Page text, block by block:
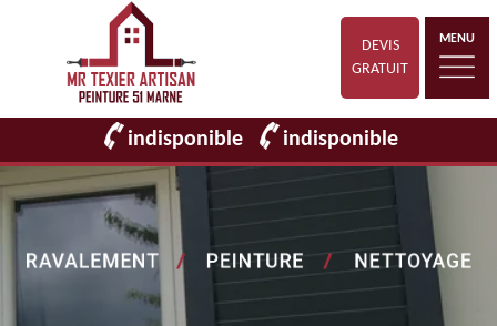
DEVIS
GRATUIT
MENU
indisponible indisponible